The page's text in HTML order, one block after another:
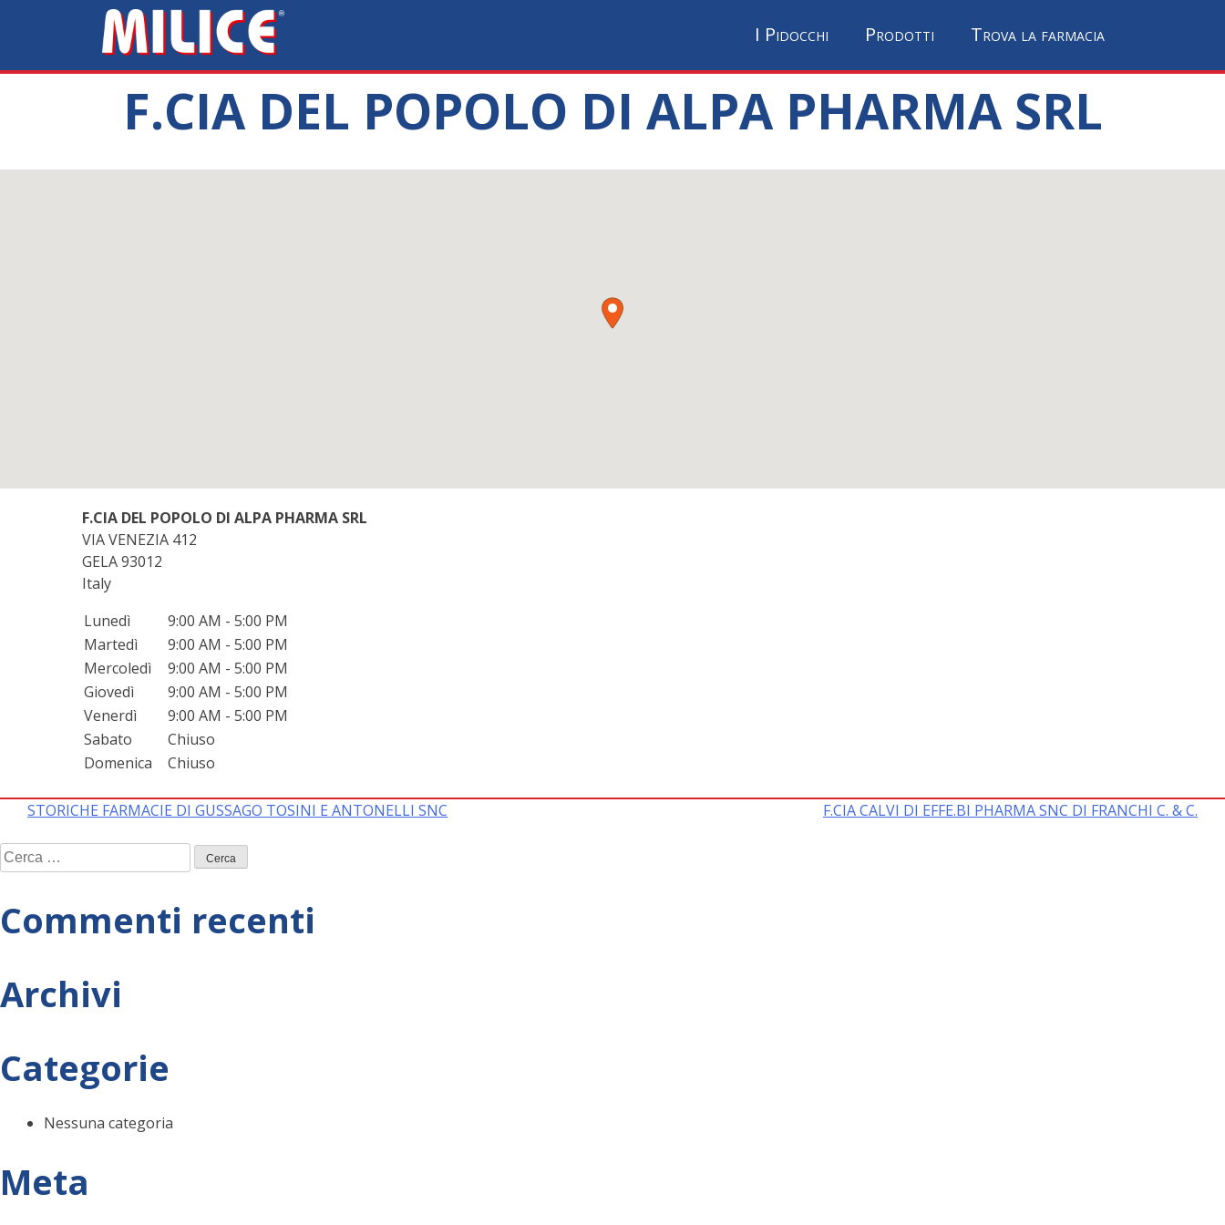
I Pidocchi Prodotti Trova la farmacia
F.CIA DEL POPOLO DI ALPA PHARMA SRL
F.CIA DEL POPOLO DI ALPA PHARMA SRL
VIA VENEZIA 412
GELA93012
Italy
Lunedì
9:00 AM - 5:00 PM
Martedì
9:00 AM - 5:00 PM
Mercoledì
9:00 AM - 5:00 PM
Giovedì
9:00 AM - 5:00 PM
Venerdì
9:00 AM - 5:00 PM
Sabato
Chiuso
Domenica
Chiuso
Navigazione
articoli
STORICHE FARMACIE DI GUSSAGO TOSINI E ANTONELLI SNC F.CIA CALVI DI EFFE.BI PHARMA SNC DI FRANCHI C. & C.
Ricerca
per:
Commenti recenti
Archivi
Categorie
Nessuna categoria
Meta